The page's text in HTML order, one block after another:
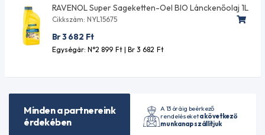
RAVENOL Super Sageketten-Oel BIO Lánckenőolaj 1L
Cikkszám: NYL15675
Br 3 682 Ft
Egységár: N°2 899 Ft| Br 3 682 Ft
Minden a partnereink
érdekében
A 13 óráig beérkező
rendeléseketa következő
munkanap szállítjuk